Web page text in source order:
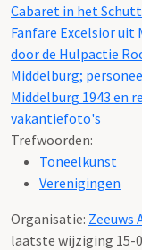
Cabaret in het
Fanfare Excelsior uit
door de Hulpactie
Middelburg;
Middelburg 1943 en
vakantiefoto's
Trefwoorden:
Toneelkunst
Verenigingen
Organisatie: Zeeuws
laatste wijziging 15-